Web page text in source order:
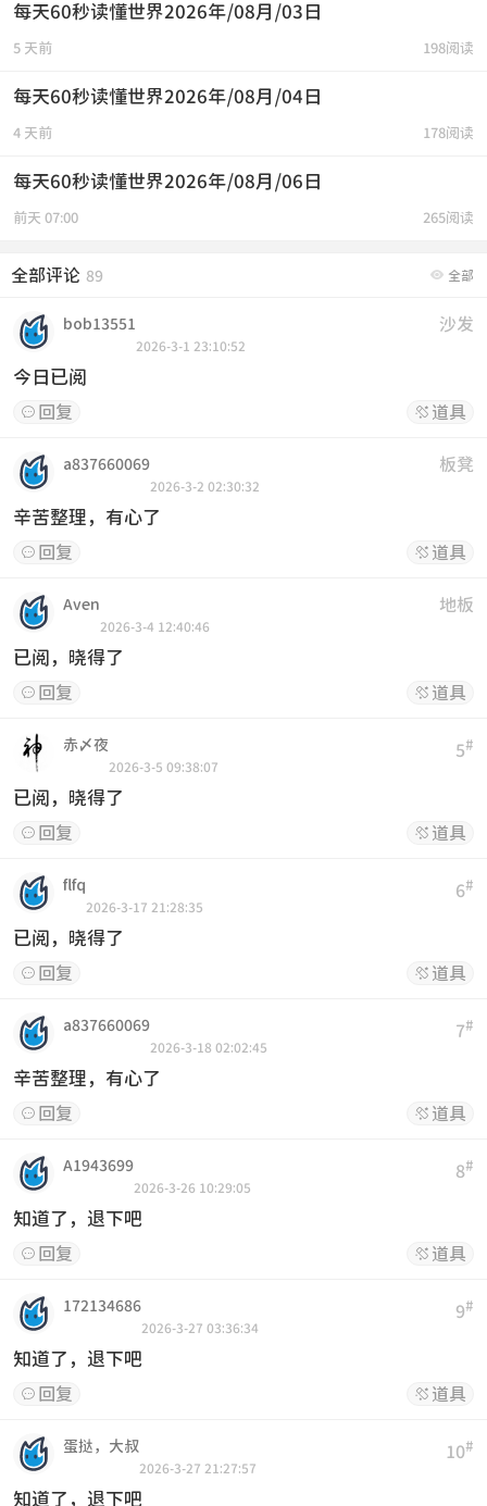
每天60秒读懂世界2026年/08月/03日
198阅读
5 天前
每天60秒读懂世界2026年/08月/04日
178阅读
4 天前
每天60秒读懂世界2026年/08月/06日
265阅读
前天 07:00
 全部
全部评论 89
沙发
bob13551
2026-3-1 23:10:52
今日已阅
 回复  道具
板凳
a837660069
2026-3-2 02:30:32
辛苦整理，有心了
 回复  道具
地板
Aven
2026-3-4 12:40:46
已阅，晓得了
 回复  道具
5#
赤〆夜
2026-3-5 09:38:07
已阅，晓得了
 回复  道具
6#
flfq
2026-3-17 21:28:35
已阅，晓得了
 回复  道具
7#
a837660069
2026-3-18 02:02:45
辛苦整理，有心了
 回复  道具
8#
A1943699
2026-3-26 10:29:05
知道了，退下吧
 回复  道具
9#
172134686
2026-3-27 03:36:34
知道了，退下吧
 回复  道具
10#
蛋挞，大叔
2026-3-27 21:27:57
知道了，退下吧